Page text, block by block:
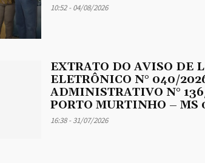
10:52 - 04/08/2026
EXTRATO DO AVISO DE
ELETRÔNICO N° 040/
ADMINISTRATIVO N°
PORTO MURTINHO – MS
16:38 - 31/07/2026